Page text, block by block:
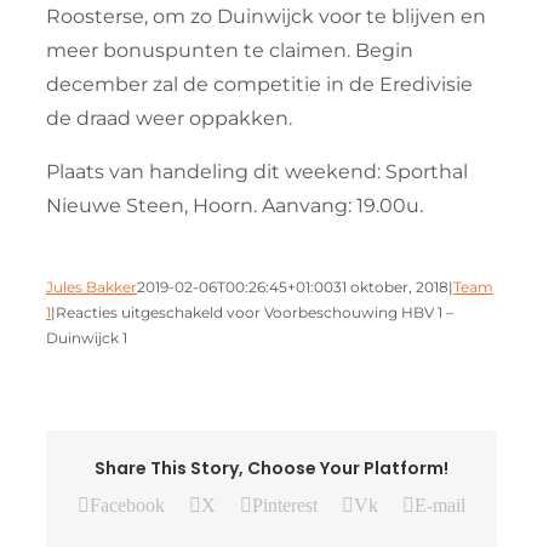
Roosterse, om zo Duinwijck voor te blijven en
meer bonuspunten te claimen. Begin
december zal de competitie in de Eredivisie
de draad weer oppakken.
Plaats van handeling dit weekend: Sporthal
Nieuwe Steen, Hoorn. Aanvang: 19.00u.
Jules Bakker2019-02-06T00:26:45+01:0031 oktober, 2018|Team
1|Reacties uitgeschakeld voor Voorbeschouwing HBV 1 –
Duinwijck 1
Share This Story, Choose Your Platform!
Facebook X Pinterest Vk E-mail